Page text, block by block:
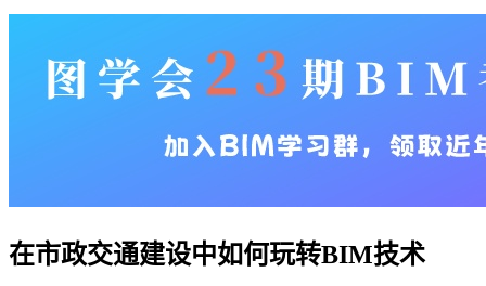
在市政交通建设中如何玩转BIM技术